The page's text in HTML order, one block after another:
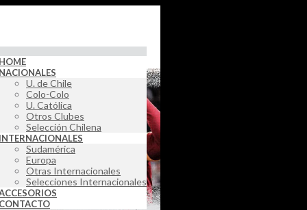
U. de Chile
Colo-Colo
U. Católica
Otros Clubes
Selección Chilena
Sudamérica
Europa
Otras Internacionales
Selecciones Internacionales